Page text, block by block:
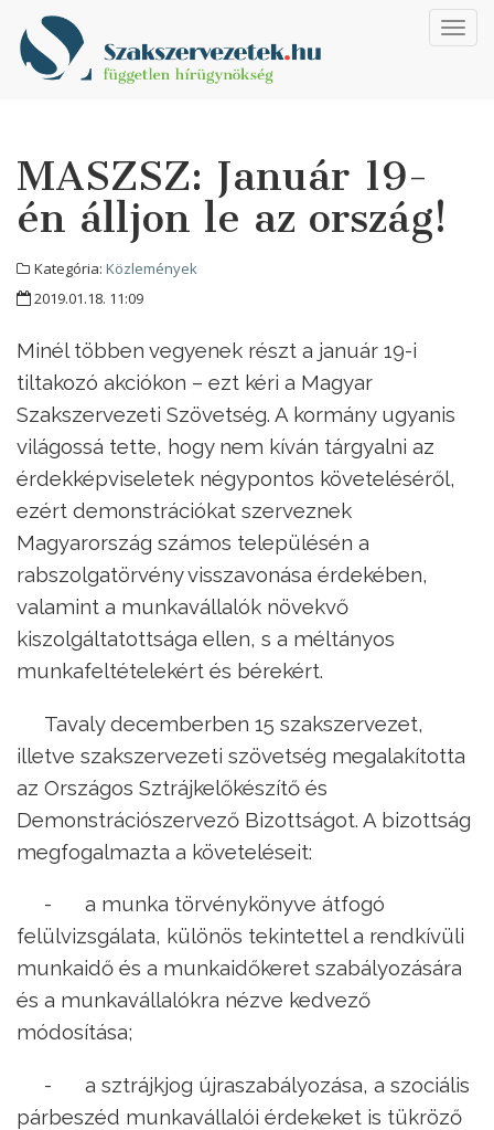
MASZSZ: Január 19-
én álljon le az ország!
Kategória: Közlemények
2019.01.18. 11:09
Minél többen vegyenek részt a január 19-i
tiltakozó akciókon – ezt kéri a Magyar
Szakszervezeti Szövetség. A kormány ugyanis
világossá tette, hogy nem kíván tárgyalni az
érdekképviseletek négypontos követeléséről,
ezért demonstrációkat szerveznek
Magyarország számos településén a
rabszolgatörvény visszavonása érdekében,
valamint a munkavállalók növekvő
kiszolgáltatottsága ellen, s a méltányos
munkafeltételekért és bérekért.
Tavaly decemberben 15 szakszervezet,
illetve szakszervezeti szövetség megalakította
az Országos Sztrájkelőkészítő és
Demonstrációszervező Bizottságot. A bizottság
megfogalmazta a követeléseit:
- a munka törvénykönyve átfogó
felülvizsgálata, különös tekintettel a rendkívüli
munkaidő és a munkaidőkeret szabályozására
és a munkavállalókra nézve kedvező
módosítása;
- a sztrájkjog újraszabályozása, a szociális
párbeszéd munkavállalói érdekeket is tükröző